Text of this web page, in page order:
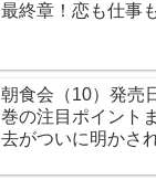
最終章！恋も仕事
朝食会（10）発売
巻の注目ポイント
去がついに明かさ